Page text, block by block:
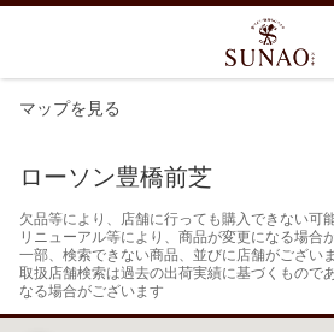
マップを見る
ローソン豊橋前芝
欠品等により、店舗に行っても購入できない可
リニューアル等により、商品が変更になる場合
一部、検索できない商品、並びに店舗がござい
取扱店舗検索は過去の出荷実績に基づくもので
なる場合がございます